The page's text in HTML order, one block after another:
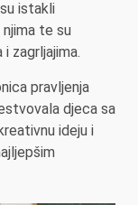
istakli
te su
zagrljajima.
pravljenja
djeca sa
ideju i